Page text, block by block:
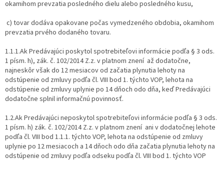
okamihom prevzatia posledného dielu alebo posledného kusu,
c) tovar dodáva opakovane počas vymedzeného obdobia, okamihom
prevzatia prvého dodaného tovaru.
1.1.1.Ak Predávajúci poskytol spotrebiteľovi informácie podľa § 3 ods.
1 písm. h), zák. č. 102/2014 Z.z. v platnom znení až dodatočne,
najneskôr však do 12 mesiacov od začatia plynutia lehoty na
odstúpenie od zmluvy podľa čl. VIII bod 1. týchto VOP, lehota na
odstúpenie od zmluvy uplynie po 14 dňoch odo dňa, keď Predávajúci
dodatočne splnil informačnú povinnosť.
1.2.Ak Predávajúci neposkytol spotrebiteľovi informácie podľa § 3 ods.
1 písm. h) zák. č. 102/2014 Z.z. v platnom znení ani v dodatočnej lehote
podľa čl. VIII bod 1.1.1. týchto VOP, lehota na odstúpenie od zmluvy
uplynie po 12 mesiacoch a 14 dňoch odo dňa začatia plynutia lehoty na
odstúpenie od zmluvy podľa odseku podľa čl. VIII bod 1. týchto VOP